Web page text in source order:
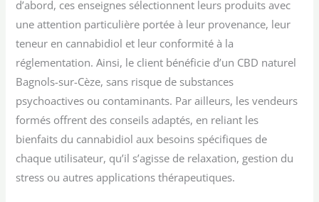
d’abord, ces enseignes sélectionnent leurs produits avec
une attention particulière portée à leur provenance, leur
teneur en cannabidiol et leur conformité à la
réglementation. Ainsi, le client bénéficie d’un CBD naturel
Bagnols-sur-Cèze, sans risque de substances
psychoactives ou contaminants. Par ailleurs, les vendeurs
formés offrent des conseils adaptés, en reliant les
bienfaits du cannabidiol aux besoins spécifiques de
chaque utilisateur, qu’il s’agisse de relaxation, gestion du
stress ou autres applications thérapeutiques.